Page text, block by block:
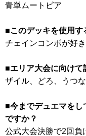
青単ムートピア
■このデッキを使用す
チェインコンボが好き
■エリア大会に向けて
ザイル、どろ、うつ
■今までデュエマを
ですか？
公式大会決勝で2回負